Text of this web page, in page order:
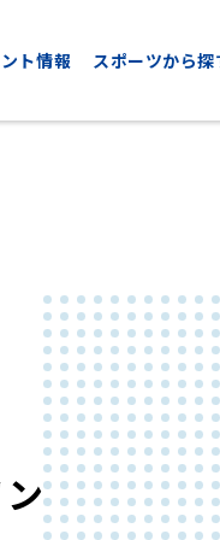
ト情報 スポーツから探
CYCLING
サイクリング